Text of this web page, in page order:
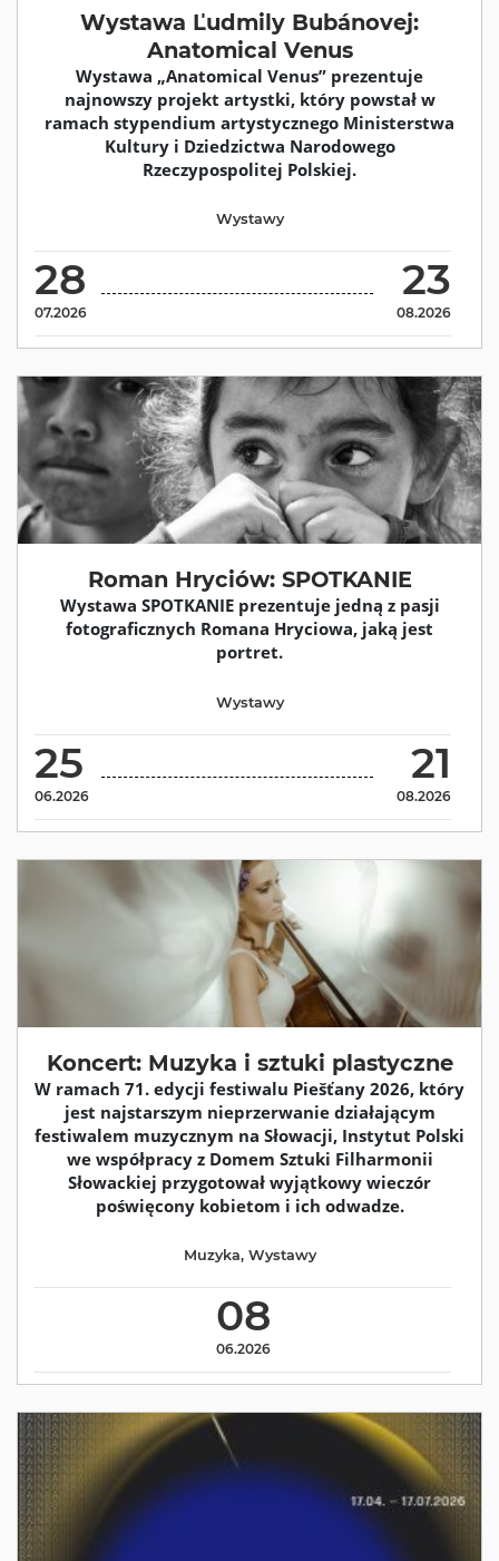
Wystawa Ľudmily Bubánovej:
Anatomical Venus
Wystawa „Anatomical Venus” prezentuje
najnowszy projekt artystki, który powstał w
ramach stypendium artystycznego Ministerstwa
Kultury i Dziedzictwa Narodowego
Rzeczypospolitej Polskiej.
28
07.2026
23
08.2026
Wystawy
Roman Hryciów: SPOTKANIE
Wystawa SPOTKANIE prezentuje jedną z pasji
fotograficznych Romana Hryciowa, jaką jest
portret.
25
06.2026
21
08.2026
Wystawy
Koncert: Muzyka i sztuki plastyczne
W ramach 71. edycji festiwalu Piešťany 2026, który
jest najstarszym nieprzerwanie działającym
festiwalem muzycznym na Słowacji, Instytut Polski
we współpracy z Domem Sztuki Filharmonii
Słowackiej przygotował wyjątkowy wieczór
poświęcony kobietom i ich odwadze.
08
06.2026
Muzyka, Wystawy